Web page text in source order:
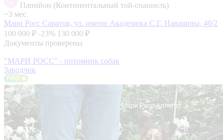
Папийон (Континентальный той-спаниель)
~3 мес.
Мари Росс Саратов, ул. имени Академика С.Г. Навашина, 40/2
100 000 ₽ -23% 130 000 ₽
Документы проверены
"МАРИ РОСС" - питомник собак
Заводчик